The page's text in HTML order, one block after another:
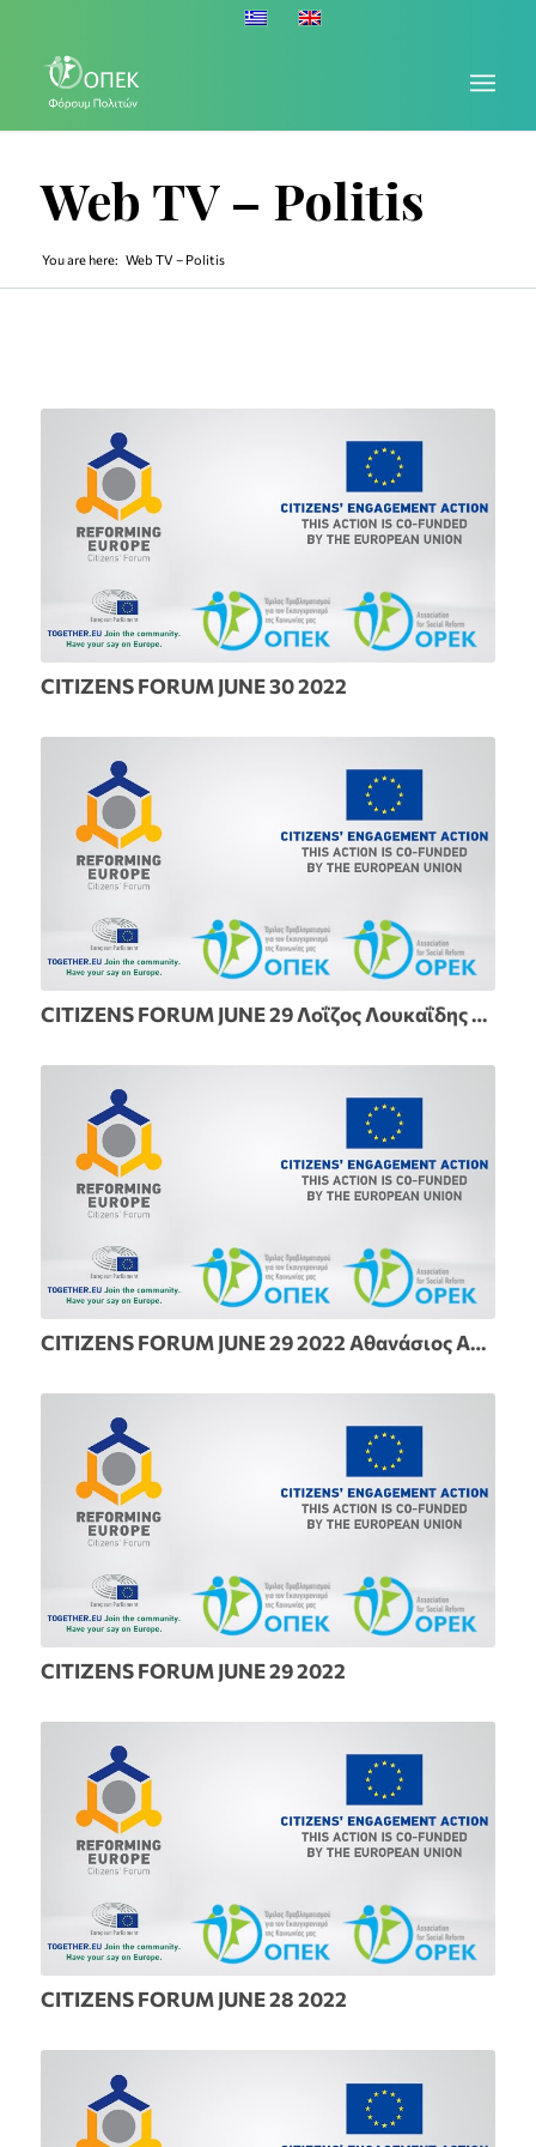
Web TV – Politis
You are here: Web TV – Politis
CITIZENS FORUM JUNE 30 2022
CITIZENS FORUM JUNE 29 Λοΐζος Λουκαΐδης και Εύη Γρούτα
CITIZENS FORUM JUNE 29 2022 Αθανάσιος Αθανασίου
CITIZENS FORUM JUNE 29 2022
CITIZENS FORUM JUNE 28 2022